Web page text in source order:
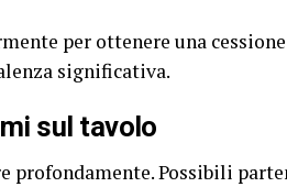
per ottenere una
significativa.
sul tavolo
Possibili